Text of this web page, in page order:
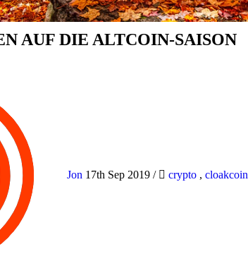
AUF DIE ALTCOIN-SAISON
Jon 17th Sep 2019 / crypto , cloakcoin